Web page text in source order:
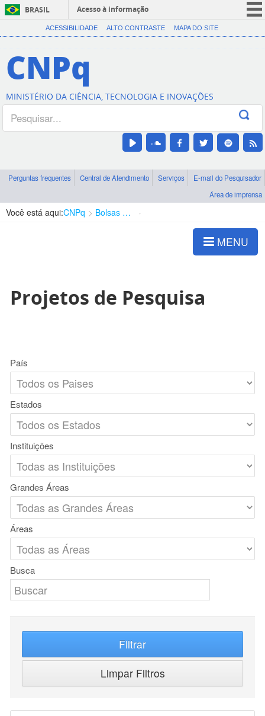
BRASIL
Acesso à informação
CORONAVÍRUS (COVID-19)
Canais
ACESSIBILIDADE ALTO CONTRASTE MAPA DO SITE
CNPq
MINISTÉRIO DA CIÊNCIA, TECNOLOGIA E INOVAÇÕES
Perguntas frequentes Central de Atendimento Serviços
E-mail do Pesquisador
Área de imprensa
Você está aqui:CNPq Bolsas e Auxílios Vigentes
MENU
Projetos de Pesquisa
País
Estados
Instituições
Grandes Áreas
Áreas
Busca
Filtrar
Limpar Filtros